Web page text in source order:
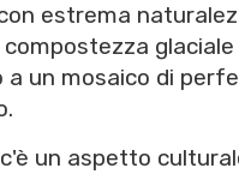
estrema
un mosaico di
un aspetto